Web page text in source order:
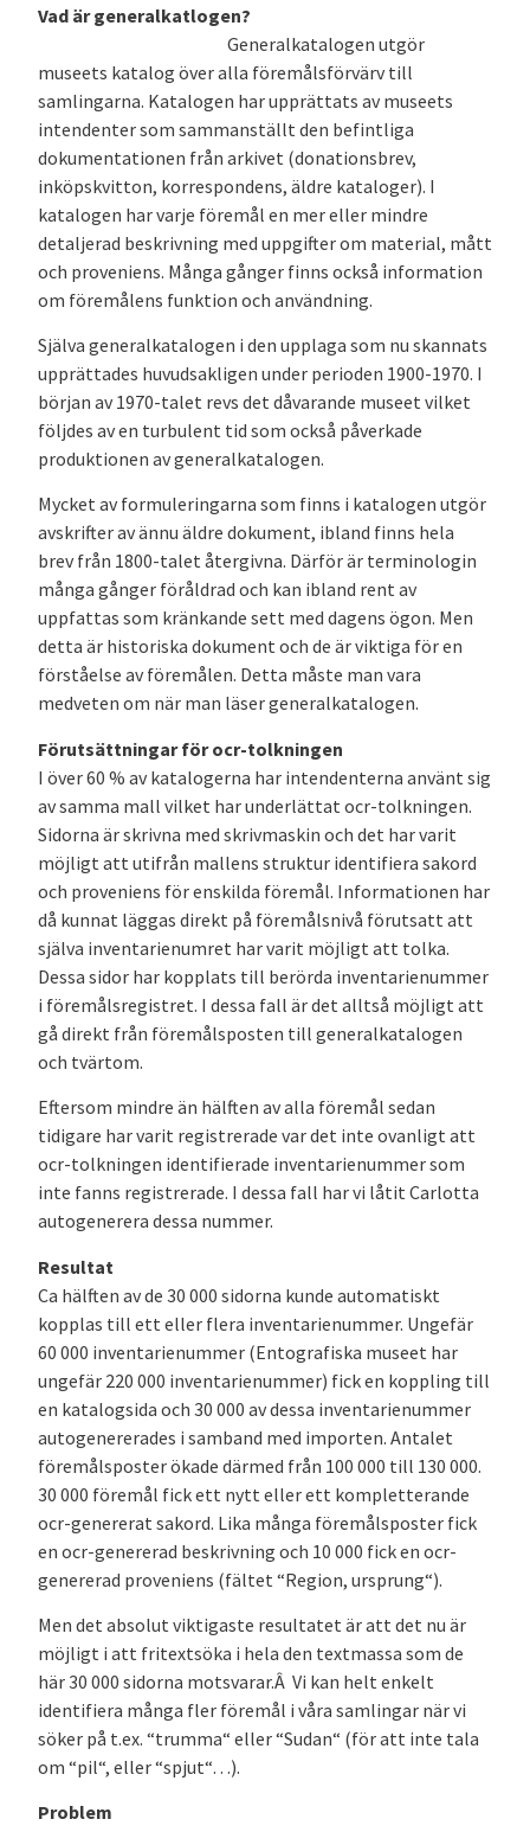
Vad är generalkatlogen?
Generalkatalogen utgör
museets katalog över alla föremålsförvärv till
samlingarna. Katalogen har upprättats av museets
intendenter som sammanställt den befintliga
dokumentationen från arkivet (donationsbrev,
inköpskvitton, korrespondens, äldre kataloger). I
katalogen har varje föremål en mer eller mindre
detaljerad beskrivning med uppgifter om material, mått
och proveniens. Många gånger finns också information
om föremålens funktion och användning.
Själva generalkatalogen i den upplaga som nu skannats
upprättades huvudsakligen under perioden 1900-1970. I
början av 1970-talet revs det dåvarande museet vilket
följdes av en turbulent tid som också påverkade
produktionen av generalkatalogen.
Mycket av formuleringarna som finns i katalogen utgör
avskrifter av ännu äldre dokument, ibland finns hela
brev från 1800-talet återgivna. Därför är terminologin
många gånger föråldrad och kan ibland rent av
uppfattas som kränkande sett med dagens ögon. Men
detta är historiska dokument och de är viktiga för en
förståelse av föremålen. Detta måste man vara
medveten om när man läser generalkatalogen.
Förutsättningar för ocr-tolkningen
I över 60 % av katalogerna har intendenterna använt sig
av samma mall vilket har underlättat ocr-tolkningen.
Sidorna är skrivna med skrivmaskin och det har varit
möjligt att utifrån mallens struktur identifiera sakord
och proveniens för enskilda föremål. Informationen har
då kunnat läggas direkt på föremålsnivå förutsatt att
själva inventarienumret har varit möjligt att tolka.
Dessa sidor har kopplats till berörda inventarienummer
i föremålsregistret. I dessa fall är det alltså möjligt att
gå direkt från föremålsposten till generalkatalogen
och tvärtom.
Eftersom mindre än hälften av alla föremål sedan
tidigare har varit registrerade var det inte ovanligt att
ocr-tolkningen identifierade inventarienummer som
inte fanns registrerade. I dessa fall har vi låtit Carlotta
autogenerera dessa nummer.
Resultat
Ca hälften av de 30 000 sidorna kunde automatiskt
kopplas till ett eller flera inventarienummer. Ungefär
60 000 inventarienummer (Entografiska museet har
ungefär 220 000 inventarienummer) fick en koppling till
en katalogsida och 30 000 av dessa inventarienummer
autogenererades i samband med importen. Antalet
föremålsposter ökade därmed från 100 000 till 130 000.
30 000 föremål fick ett nytt eller ett kompletterande
ocr-genererat sakord. Lika många föremålsposter fick
en ocr-genererad beskrivning och 10 000 fick en ocr-
genererad proveniens (fältet “Region, ursprung“).
Men det absolut viktigaste resultatet är att det nu är
möjligt i att fritextsöka i hela den textmassa som de
här 30 000 sidorna motsvarar.Â Vi kan helt enkelt
identifiera många fler föremål i våra samlingar när vi
söker på t.ex. “trumma“ eller “Sudan“ (för att inte tala
om “pil“, eller “spjut“…).
Problem